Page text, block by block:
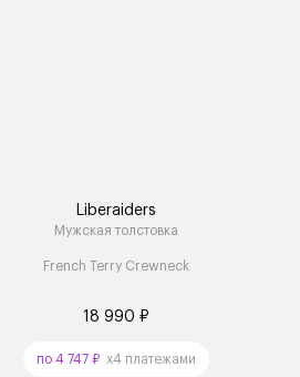
Liberaiders
Мужская толстовка
French Terry Crewneck
18 990 ₽
по 4 747 ₽x4 платежами